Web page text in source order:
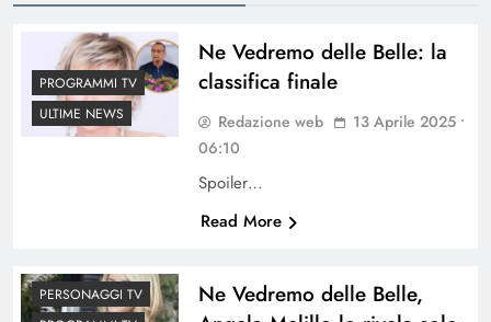
PROGRAMMI TV
ULTIME NEWS
Ne Vedremo delle Belle: la
classifica finale
Redazione web
13 Aprile 2025 •
06:10
Spoiler…
Read More
PERSONAGGI TV
Ne Vedremo delle Belle,